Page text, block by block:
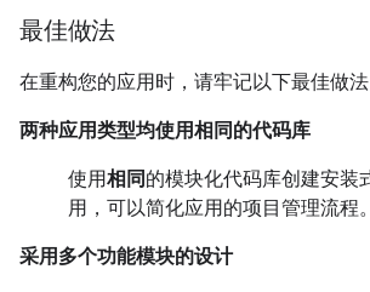
最佳做法
在重构您的应用时，请牢记以下最佳做法
两种应用类型均使用相同的代码库
使用相同的模块化代码库创建安装
用，可以简化应用的项目管理流程。
采用多个功能模块的设计